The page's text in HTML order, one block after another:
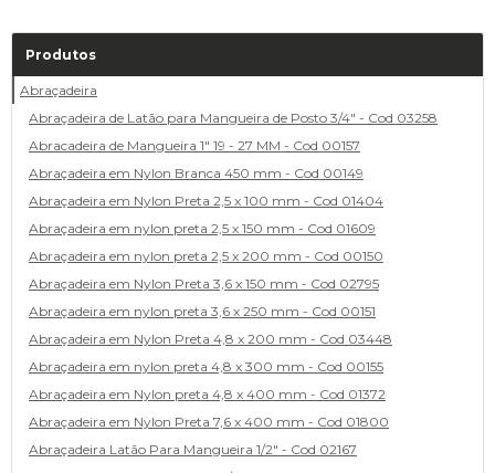
Produtos
Abraçadeira
Abraçadeira de Latão para Mangueira de Posto 3/4" - Cod 03258
Abracadeira de Mangueira 1" 19 - 27 MM - Cod 00157
Abraçadeira em Nylon Branca 450 mm - Cod 00149
Abraçadeira em Nylon Preta 2,5 x 100 mm - Cod 01404
Abraçadeira em nylon preta 2,5 x 150 mm - Cod 01609
Abraçadeira em nylon preta 2,5 x 200 mm - Cod 00150
Abraçadeira em Nylon Preta 3,6 x 150 mm - Cod 02795
Abraçadeira em nylon preta 3,6 x 250 mm - Cod 00151
Abraçadeira em Nylon Preta 4,8 x 200 mm - Cod 03448
Abraçadeira em nylon preta 4,8 x 300 mm - Cod 00155
Abraçadeira em Nylon preta 4,8 x 400 mm - Cod 01372
Abraçadeira em Nylon Preta 7,6 x 400 mm - Cod 01800
Abraçadeira Latão Para Mangueira 1/2" - Cod 02167